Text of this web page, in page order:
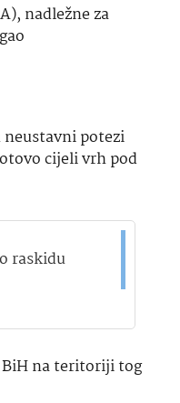
nadležne za
potezi
cijeli vrh pod
raskidu
BiH na teritoriji tog